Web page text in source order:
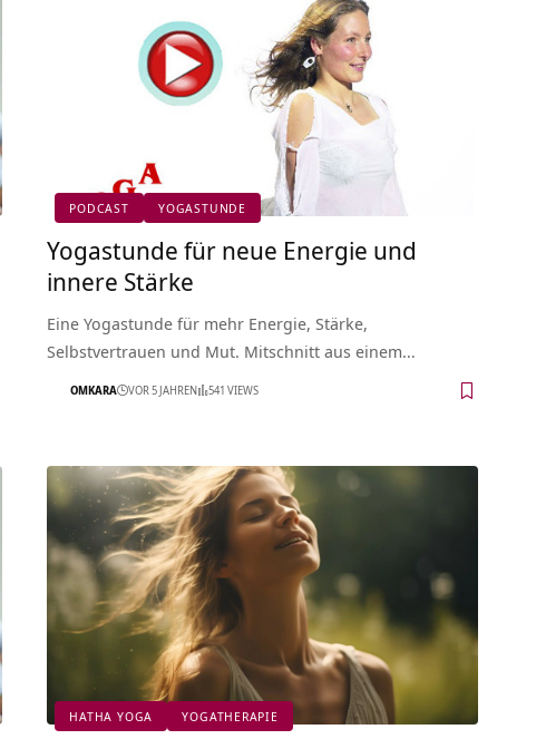
PODCAST YOGASTUNDE
Yogastunde für neue Energie und
innere Stärke
Eine Yogastunde für mehr Energie, Stärke,
Selbstvertrauen und Mut. Mitschnitt aus einem…
OMKARA VOR 5 JAHREN 541 VIEWS
HATHA YOGA YOGATHERAPIE